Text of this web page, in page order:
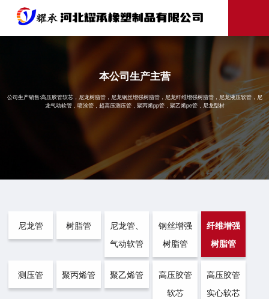
本公司生产主营
公司生产销售:高压胶管软芯，尼龙树脂管，尼龙钢丝增强树脂管，尼龙纤维增强树脂管，尼龙液压软管，尼
龙气动软管，喷涂管，超高压测压管，聚丙烯pp管，聚乙烯pe管，尼龙型材
尼龙管 树脂管
尼龙管、
气动软管
钢丝增强
树脂管
纤维增强
树脂管
测压管 聚丙烯管 聚乙烯管
高压胶管
软芯
高压胶管
实心软芯